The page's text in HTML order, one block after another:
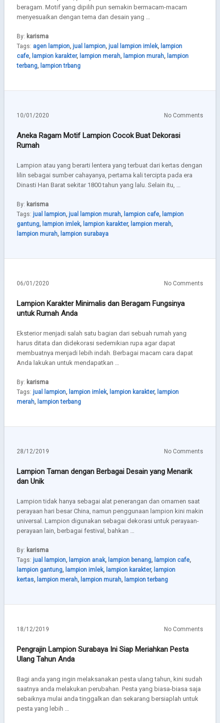
beragam. Motif yang dipilih pun semakin bermacam-macam
menyesuaikan dengan tema dan desain yang …
By: karisma
Tags: agen lampion, jual lampion, jual lampion imlek, lampion
cafe, lampion karakter, lampion merah, lampion murah, lampion
terbang, lampion trbang
10/01/2020 No Comments
Aneka Ragam Motif Lampion Cocok Buat Dekorasi
Rumah
Lampion atau yang berarti lentera yang terbuat dari kertas dengan
lilin sebagai sumber cahayanya, pertama kali tercipta pada era
Dinasti Han Barat sekitar 1800 tahun yang lalu. Selain itu, …
By: karisma
Tags: jual lampion, jual lampion murah, lampion cafe, lampion
gantung, lampion imlek, lampion karakter, lampion merah,
lampion murah, lampion surabaya
06/01/2020 No Comments
Lampion Karakter Minimalis dan Beragam Fungsinya
untuk Rumah Anda
Eksterior menjadi salah satu bagian dari sebuah rumah yang
harus ditata dan didekorasi sedemikian rupa agar dapat
membuatnya menjadi lebih indah. Berbagai macam cara dapat
Anda lakukan untuk mendapatkan …
By: karisma
Tags: jual lampion, lampion imlek, lampion karakter, lampion
merah, lampion terbang
28/12/2019 No Comments
Lampion Taman dengan Berbagai Desain yang Menarik
dan Unik
Lampion tidak hanya sebagai alat penerangan dan ornamen saat
perayaan hari besar China, namun penggunaan lampion kini makin
universal. Lampion digunakan sebagai dekorasi untuk perayaan-
perayaan lain, berbagai festival, bahkan …
By: karisma
Tags: jual lampion, lampion anak, lampion benang, lampion cafe,
lampion gantung, lampion imlek, lampion karakter, lampion
kertas, lampion merah, lampion murah, lampion terbang
18/12/2019 No Comments
Pengrajin Lampion Surabaya Ini Siap Meriahkan Pesta
Ulang Tahun Anda
Bagi anda yang ingin melaksanakan pesta ulang tahun, kini sudah
saatnya anda melakukan perubahan. Pesta yang biasa-biasa saja
sebaiknya mulai anda tinggalkan dan sekarang bersiaplah untuk
pesta yang lebih …